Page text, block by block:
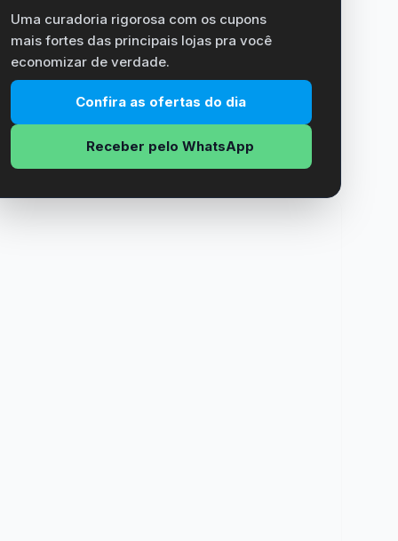
Uma curadoria rigorosa com os cupons
mais fortes das principais lojas pra você
economizar de verdade.
Confira as ofertas do dia
Receber pelo WhatsApp